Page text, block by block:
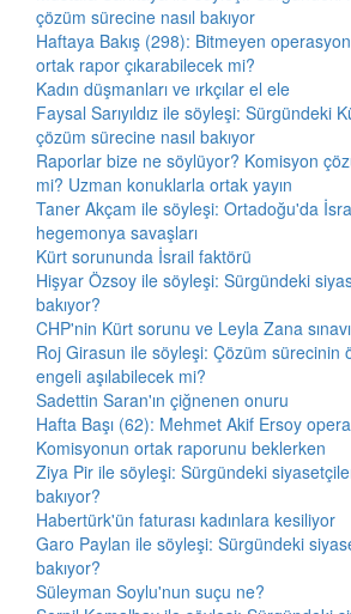
çözüm sürecine nasıl bakıyor
Haftaya Bakış (298): Bitmeyen
ortak rapor çıkarabilecek mi?
Kadın düşmanları ve ırkçılar el ele
Faysal Sarıyıldız ile söyleşi: Sürgündeki
çözüm sürecine nasıl bakıyor
Raporlar bize ne söylüyor? Komisyon
mi? Uzman konuklarla ortak yayın
Taner Akçam ile söyleşi: Ortadoğu'da
hegemonya savaşları
Kürt sorununda İsrail faktörü
Hişyar Özsoy ile söyleşi: Sürgündeki
bakıyor?
CHP'nin Kürt sorunu ve Leyla Zana sınavı
Roj Girasun ile söyleşi: Çözüm sürecinin
engeli aşılabilecek mi?
Sadettin Saran'ın çiğnenen onuru
Hafta Başı (62): Mehmet Akif Ersoy
Komisyonun ortak raporunu beklerken
Ziya Pir ile söyleşi: Sürgündeki
bakıyor?
Habertürk'ün faturası kadınlara kesiliyor
Garo Paylan ile söyleşi: Sürgündeki
bakıyor?
Süleyman Soylu'nun suçu ne?